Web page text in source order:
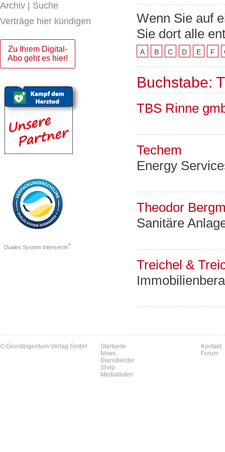
Archiv | Suche
Verträge hier kündigen
Zu Ihrem Digital-
Abo geht es hier!
Duales System Interseroh+
Wenn Sie auf
Sie dort alle
A B C D E F
Buchstabe: T
TBS Rinne
Techem
Energy
Theodor
Sanitäre
Treichel &
© Grundeigentum-Verlag GmbH
Startseite
News
Dienstleister
Shop
Mediadaten
Kontakt
Forum